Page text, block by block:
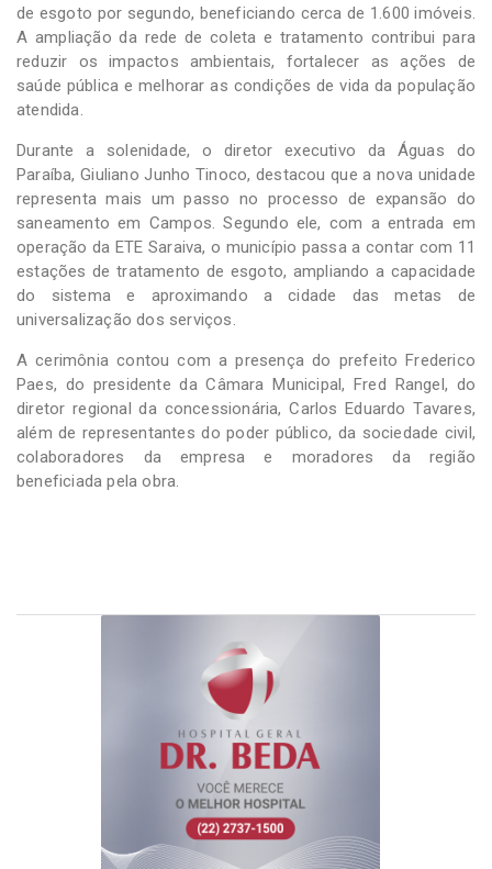
de esgoto por segundo, beneficiando cerca de 1.600 imóveis.
A ampliação da rede de coleta e tratamento contribui para
reduzir os impactos ambientais, fortalecer as ações de
saúde pública e melhorar as condições de vida da população
atendida.
Durante a solenidade, o diretor executivo da Águas do
Paraíba, Giuliano Junho Tinoco, destacou que a nova unidade
representa mais um passo no processo de expansão do
saneamento em Campos. Segundo ele, com a entrada em
operação da ETE Saraiva, o município passa a contar com 11
estações de tratamento de esgoto, ampliando a capacidade
do sistema e aproximando a cidade das metas de
universalização dos serviços.
A cerimônia contou com a presença do prefeito Frederico
Paes, do presidente da Câmara Municipal, Fred Rangel, do
diretor regional da concessionária, Carlos Eduardo Tavares,
além de representantes do poder público, da sociedade civil,
colaboradores da empresa e moradores da região
beneficiada pela obra.